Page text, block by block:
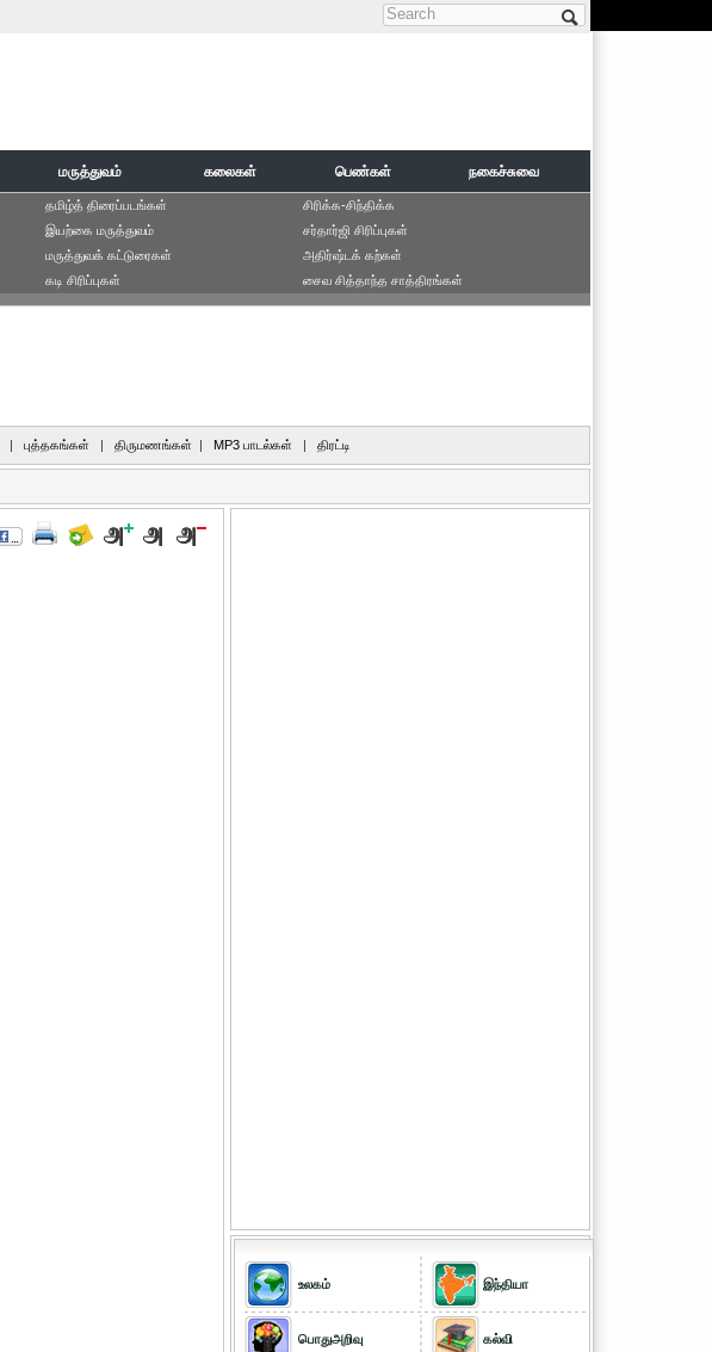
Search form
மருத்துவம் கலைகள் பெண்கள் நகைச்சுவை
தமிழ்த் திரைப்படங்கள்
இயற்கை மருத்துவம்
மருத்துவக் கட்டுரைகள்
கடி சிரிப்புகள்
சிரிக்க-சிந்திக்க
சர்தார்ஜி சிரிப்புகள்
அதிர்ஷ்டக் கற்கள்
சைவ சித்தாந்த சாத்திரங்கள்
| புத்தகங்கள் | திருமணங்கள் | MP3 பாடல்கள் | திரட்டி
உலகம்
பொதுஅறிவு
இந்தியா
கல்வி